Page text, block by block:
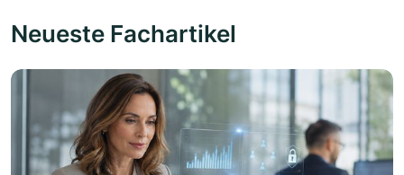
Neueste Fachartikel